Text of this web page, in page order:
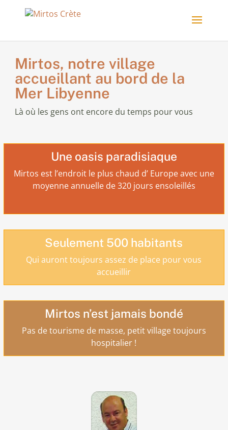
Mirtos, notre village
accueillant au bord de la
Mer Libyenne
Là où les gens ont encore du temps pour vous
Une oasis paradisiaque
Mirtos est l’endroit le plus chaud d’ Europe avec une
moyenne annuelle de 320 jours ensoleillés
Seulement 500 habitants
Qui auront toujours assez de place pour vous
accueillir
Mirtos n’est jamais bondé
Pas de tourisme de masse, petit village toujours
hospitalier !